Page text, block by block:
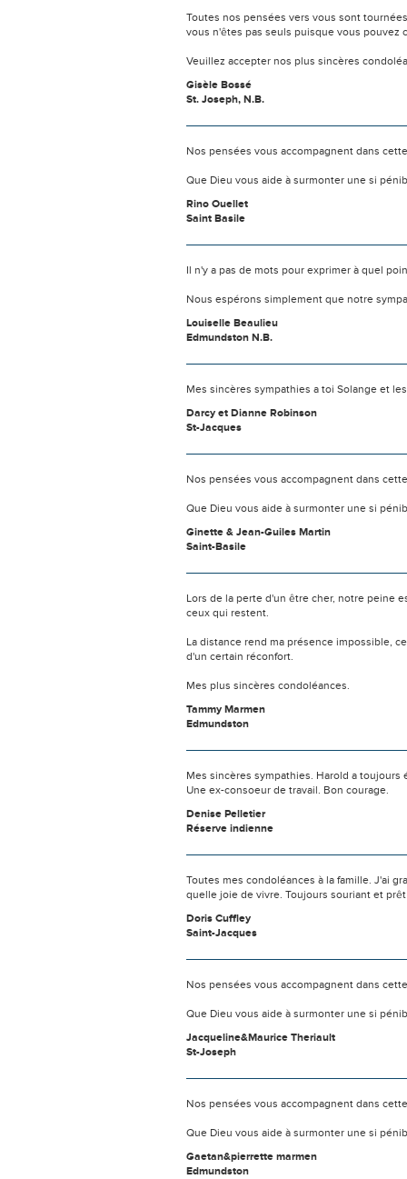
Toutes nos pensées vers vous sont
vous n'êtes pas seuls puisque vous pouvez
Veuillez accepter nos plus sincères
Gisèle Bossé
St. Joseph, N.B.
Nos pensées vous accompagnent dans
Que Dieu vous aide à surmonter une si
Rino Ouellet
Saint Basile
Il n'y a pas de mots pour exprimer à quel
Nous espérons simplement que notre
Louiselle Beaulieu
Edmundston N.B.
Mes sincères sympathies a toi Solange et
Darcy et Dianne Robinson
St-Jacques
Nos pensées vous accompagnent dans
Que Dieu vous aide à surmonter une si
Ginette & Jean-Guiles Martin
Saint-Basile
Lors de la perte d'un être cher, notre peine
ceux qui restent.
La distance rend ma présence impossible,
d'un certain réconfort.
Mes plus sincères condoléances.
Tammy Marmen
Edmundston
Mes sincères sympathies. Harold a
Une ex-consoeur de travail. Bon courage.
Denise Pelletier
Réserve indienne
Toutes mes condoléances à la famille. J'ai
quelle joie de vivre. Toujours souriant et prêt
Doris Cuffley
Saint-Jacques
Nos pensées vous accompagnent dans
Que Dieu vous aide à surmonter une si
Jacqueline&Maurice Theriault
St-Joseph
Nos pensées vous accompagnent dans
Que Dieu vous aide à surmonter une si
Gaetan&pierrette marmen
Edmundston